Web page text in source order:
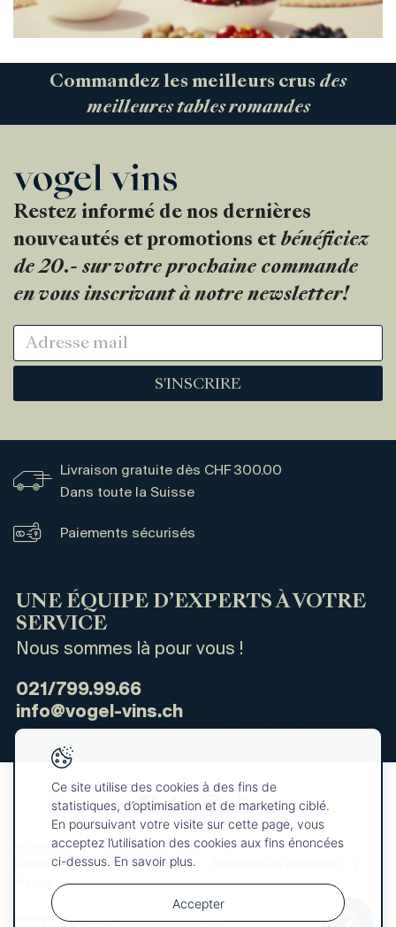
Commandez les meilleurs crus des
meilleures tables romandes
Restez informé de nos dernières
nouveautés et promotions et bénéficiez
de 20.- sur votre prochaine commande
en vous inscrivant à notre newsletter!
S'INSCRIRE
Livraison gratuite dès CHF 300.00
Dans toute la Suisse
Paiements sécurisés
UNE ÉQUIPE D’EXPERTS À VOTRE
SERVICE
Nous sommes là pour vous !
021/799.99.66
info@vogel-vins.ch
Actualités
Qui sommes-nous ?
Conditions générales de vente
© 2026 Vogel Vins. Tous droits réservés
Votre
Ce site utilise des cookies à des fins de
statistiques, d’optimisation et de marketing ciblé.
En poursuivant votre visite sur cette page, vous
acceptez l’utilisation des cookies aux fins énoncées
ci-dessus. En savoir plus.
Accepter